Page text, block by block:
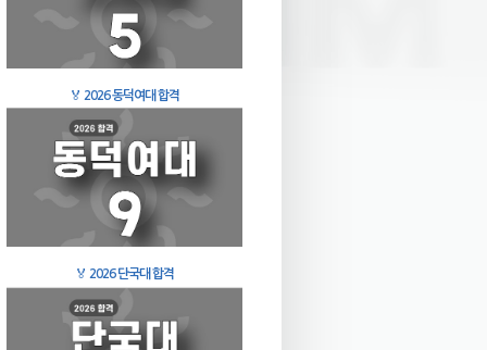
🏅 2026 동덕여대 합격
🏅 2026 단국대 합격